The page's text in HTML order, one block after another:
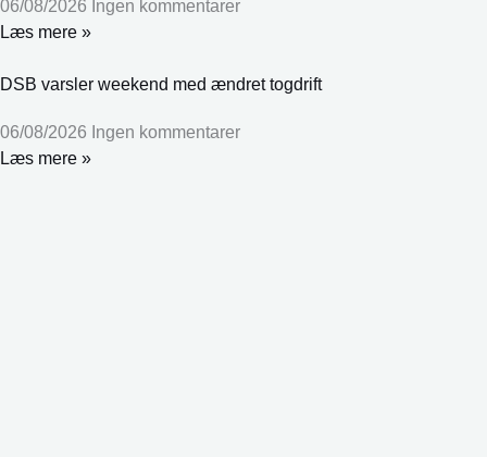
06/08/2026 Ingen kommentarer
Læs mere »
DSB varsler weekend med ændret togdrift
06/08/2026 Ingen kommentarer
Læs mere »